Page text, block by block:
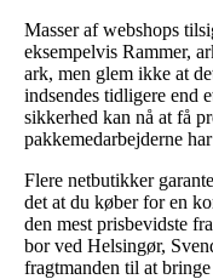
Masser af webshops
eksempelvis Rammer,
ark, men glem ikke at
indsendes tidligere end
sikkerhed kan nå at få
pakkemedarbejderne
Flere netbutikker
det at du køber for en
den mest prisbevidste
bor ved Helsingør,
fragtmanden til at